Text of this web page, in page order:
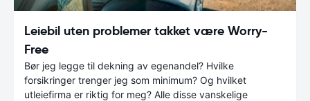
Leiebil uten problemer takket være Worry-
Free
Bør jeg legge til dekning av egenandel? Hvilke
forsikringer trenger jeg som minimum? Og hvilket
utleiefirma er riktig for meg? Alle disse vanskelige